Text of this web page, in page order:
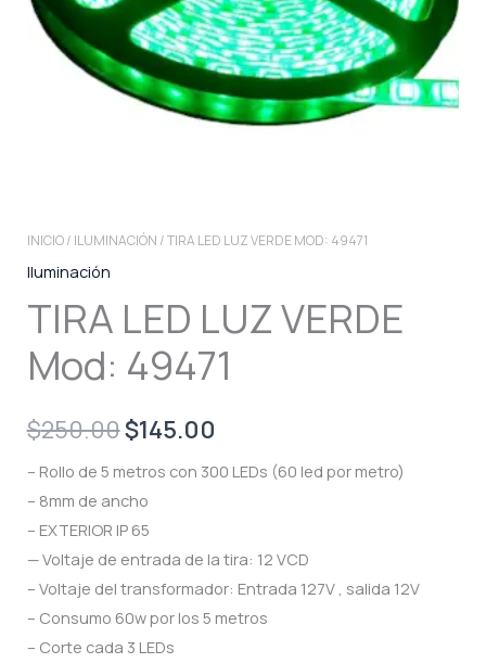
INICIO/ ILUMINACIÓN / TIRA LED LUZ VERDE MOD: 49471
Iluminación
TIRA LED LUZ VERDE
Mod: 49471
$250.00Original
price
was:
$250.00.
$145.00
price
$145.00.
– Rollo de 5 metros con 300 LEDs (60 led por metro)
– 8mm de ancho
– EXTERIOR IP 65
— Voltaje de entrada de la tira: 12 VCD
– Voltaje del transformador: Entrada 127V , salida 12V
– Consumo 60w por los 5 metros
– Corte cada 3 LEDs